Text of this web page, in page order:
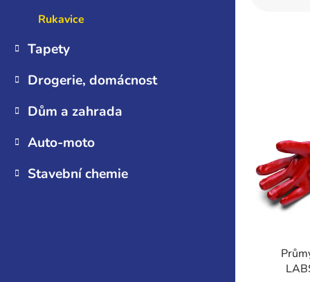
Rukavice
Tapety
Drogerie, domácnost
Dům a zahrada
Auto-moto
Stavební chemie